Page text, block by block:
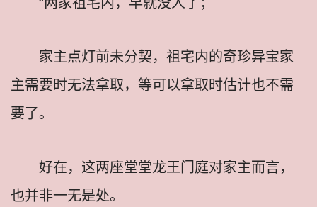
家主点灯前未分契，祖宅内的奇珍异宝家
主需要时无法拿取，等可以拿取时估计也不需
要了。
好在，这两座堂堂龙王门庭对家主而言，
也并非一无是处。